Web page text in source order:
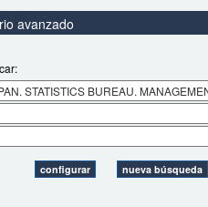
avanzado